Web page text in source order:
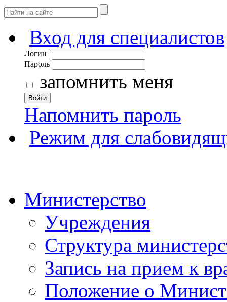
Вход для специалистов
Логин
Пароль
запомнить меня
Войти
Напомнить пароль
Режим для
Министерство
Учреждения
Структура
Запись на прием к
Положение о